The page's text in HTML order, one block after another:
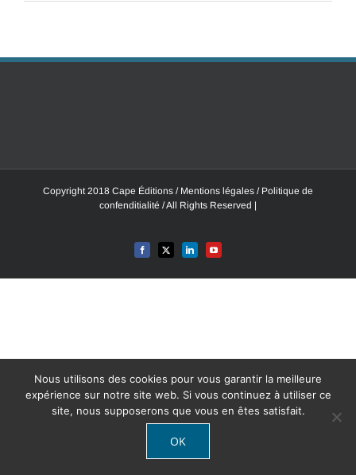
Copyright 2018 Cape Éditions / Mentions légales / Politique de
confenditialité / All Rights Reserved |
Nous utilisons des cookies pour vous garantir la meilleure
expérience sur notre site web. Si vous continuez à utiliser ce
site, nous supposerons que vous en êtes satisfait.
OK